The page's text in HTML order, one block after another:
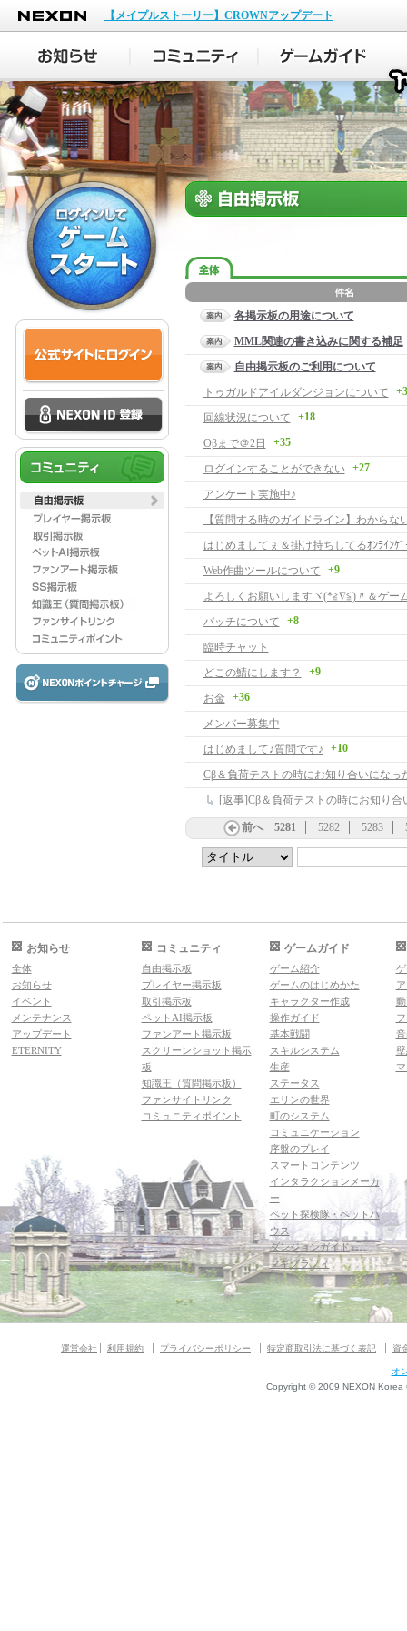
NEXON
【メイプルストーリー】CROWNアップデート
各掲示板の用途について
MML関連の書き込みに関する補足
自由掲示板のご利用について
トゥガルドアイルダンジョンについて
+3
回線状況について +18
Oβまで＠2日 +35
ログインすることができない +27
アンケート実施中♪
はじめましてぇ＆掛け持ちしてるｵﾝﾗｲﾝｹﾞ
Web作曲ツールについて
+9
パッチについて +8
臨時チャット
どこの鯖にします？
+9
お金 +36
メンバー募集中
はじめまして♪質問です♪
+10
前へ 5281 5282 5283
お知らせ
全体
お知らせ
イベント
メンテナンス
アップデート
ETERNITY
コミュニティ
自由掲示板
プレイヤー掲示板
取引掲示板
ペットAI掲示板
ファンアート掲示板
スクリーンショット掲示
板
知識王（質問掲示板）
ファンサイトリンク
コミュニティポイント
ゲームガイド
ゲーム紹介
ゲームのはじめかた
キャラクター作成
操作ガイド
基本戦闘
スキルシステム
生産
ステータス
エリンの世界
町のシステム
コミュニケーション
序盤のプレイ
スマートコンテンツ
インタラクションメーカ
ー
ペット探検隊・ペットハ
ウス
ダンジョンガイド
マギグラフィ
運営会社 利用規約 プライバシーポリシー 特定商取引法に基づく表記 資
オ
Copyright © 2009 NEXON Korea